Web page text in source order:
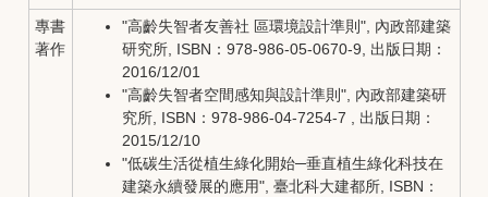
專書
著作
"高齡失智者友善社 區環境設計準則", 內政部建築
研究所, ISBN：978-986-05-0670-9, 出版日期：
2016/12/01
"高齡失智者空間感知與設計準則", 內政部建築研
究所, ISBN：978-986-04-7254-7 , 出版日期：
2015/12/10
"低碳生活從植生綠化開始─垂直植生綠化科技在
建築永續發展的應用", 臺北科大建都所, ISBN：